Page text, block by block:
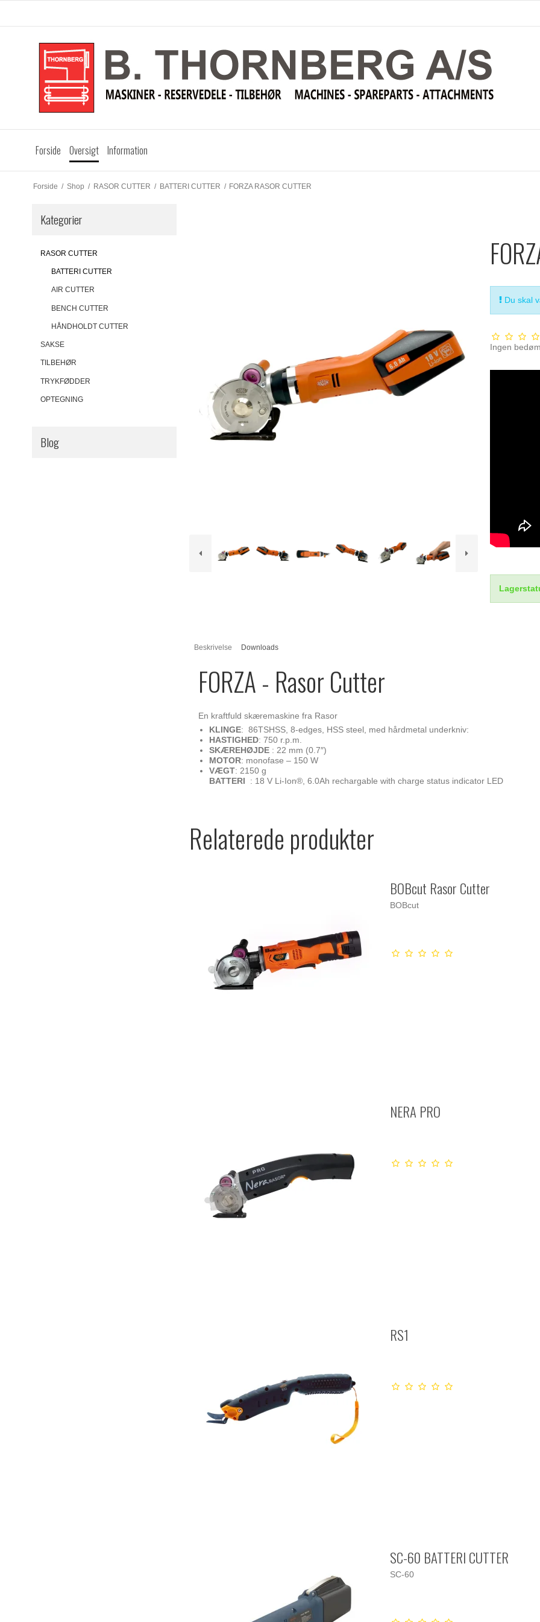
Forside Oversigt Information
Forside / Shop / RASOR CUTTER / BATTERI CUTTER / FORZA RASOR CUTTER
Kategorier
RASOR CUTTER
BATTERI CUTTER
AIR CUTTER
BENCH CUTTER
HÅNDHOLDT CUTTER
SAKSE
TILBEHØR
TRYKFØDDER
OPTEGNING
Blog
Du skal
Ingen
Beskrivelse Downloads
FORZA - Rasor Cutter
En kraftfuld skæremaskine fra Rasor
KLINGE: 86TSHSS, 8-edges, HSS steel, med hårdmetal underkniv:
HASTIGHED: 750 r.p.m.
SKÆREHØJDE : 22 mm (0.7″)
MOTOR: monofase – 150 W
VÆGT: 2150 g
BATTERI : 18 V Li-Ion®, 6.0Ah rechargable with charge status indicator LED
Relaterede produkter
BOBcut Rasor Cutter
BOBcut
NERA PRO
RS1
SC-60 BATTERI CUTTER
SC-60